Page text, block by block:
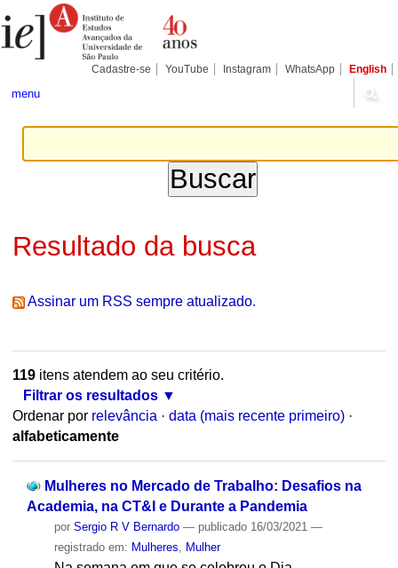
para
conteúdo.
Pessoais
Cadastre-se YouTube Instagram WhatsApp English
menu
Resultado da busca
Assinar um RSS sempre atualizado.
119itens atendem ao seu critério.
Filtrar os resultados
Ordenar por relevância · data (mais recente primeiro) ·
alfabeticamente
Mulheres no Mercado de Trabalho: Desafios na
Academia, na CT&I e Durante a Pandemia
por Sergio R V Bernardo — publicado16/03/2021 —
registrado em: Mulheres Mulher